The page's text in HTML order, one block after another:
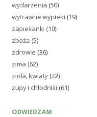
wydarzenia (50)
wytrawne wypieki (19)
zapiekanki (10)
zboża (5)
zdrowie (36)
zima (62)
ziola, kwiaty (22)
zupy i chłodniki (61)
ODWIEDZAM